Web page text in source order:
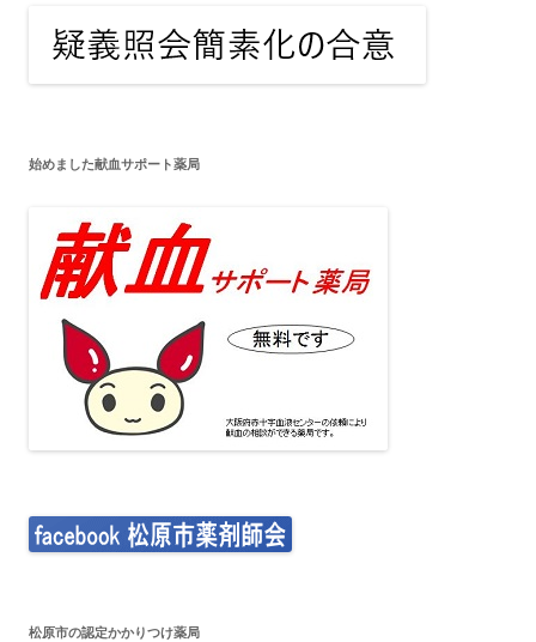
始めました献血サポート薬局
松原市の認定かかりつけ薬局